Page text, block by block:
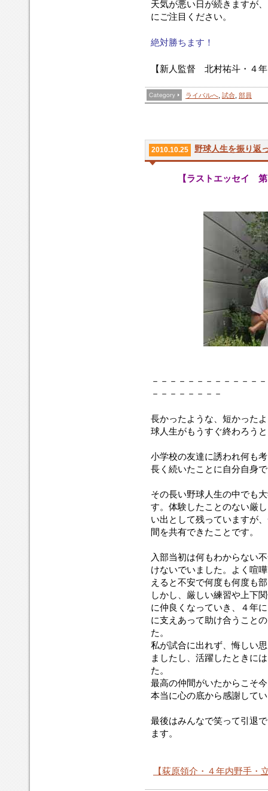
天気が悪い日が続きますが
にご注目ください。
絶対勝ちます！
【新人監督 北村祐斗・４
ライバルへ 試合 部員
2010.10.25 野球人生を振り返
【ラストエッセイ
－－－－－－－－－－－－
－－－－－－－－
長かったような、短かった
球人生がもうすぐ終わろう
小学校の友達に誘われ何も
長く続いたことに自分自身
その長い野球人生の中でも
す。体験したことのない厳
い出として残っていますが
間を共有できたことです。
入部当初は何もわからない
けないでいました。よく喧
えると不安で何度も何度も
しかし、厳しい練習や上下
に仲良くなっていき、４年
に支えあって助け合うこと
た。
私が試合に出れず、悔しい
ましたし、活躍したときに
た。
最高の仲間がいたからこそ
本当に心の底から感謝して
最後はみんなで笑って引退
ます。
【荻原領介・４年内野手・